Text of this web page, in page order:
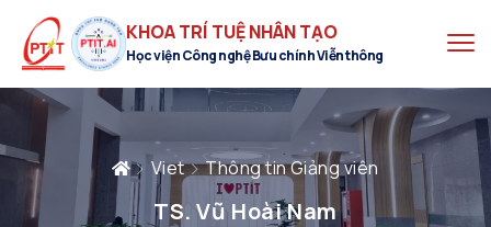
KHOA TRÍ TUỆ NHÂN TẠO
Học viện Công nghệ Bưu chính Viễn thông
Viet Thông tin Giảng viên
TS. Vũ Hoài Nam